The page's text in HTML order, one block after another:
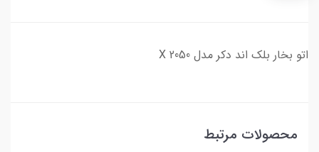
اتو بخار بلک اند دکر مدل X 2050
محصولات مرتبط